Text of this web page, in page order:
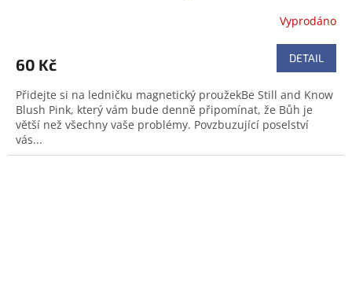
Vyprodáno
60 Kč DETAIL
Přidejte si na ledničku magnetický proužekBe Still and Know
Blush Pink, který vám bude denně připomínat, že Bůh je
větší než všechny vaše problémy. Povzbuzující poselství
vás...